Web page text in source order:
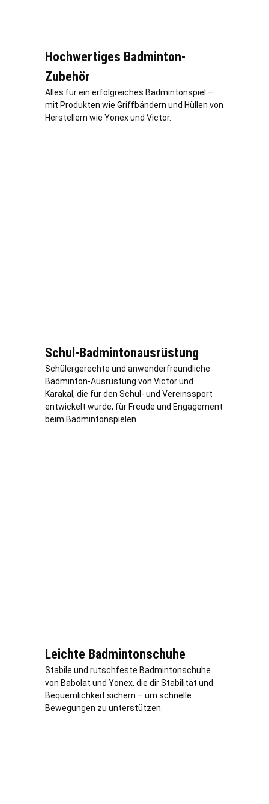
Hochwertiges Badminton-
Zubehör
Alles für ein erfolgreiches Badmintonspiel –
mit Produkten wie Griffbändern und Hüllen von
Herstellern wie Yonex und Victor.
Schul-Badmintonausrüstung
Schülergerechte und anwenderfreundliche
Badminton-Ausrüstung von Victor und
Karakal, die für den Schul- und Vereinssport
entwickelt wurde, für Freude und Engagement
beim Badmintonspielen.
Leichte Badmintonschuhe
Stabile und rutschfeste Badmintonschuhe
von Babolat und Yonex, die dir Stabilität und
Bequemlichkeit sichern – um schnelle
Bewegungen zu unterstützen.